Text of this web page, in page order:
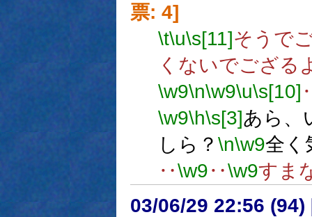
票: 4]
\t\u\s[11]そうで
くないでござる
\w9\n\w9\u\s[10]
\w9\h\s[3]あら、
しら？ \n\w9全く
‥\w9‥\w9すま
03/06/29 22:56 (94)